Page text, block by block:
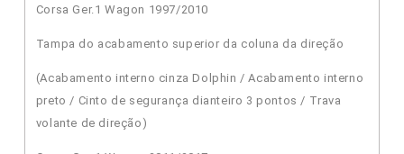
Corsa Ger.1 Wagon 1997/2010
Tampa do acabamento superior da coluna da direção
(Acabamento interno cinza Dolphin / Acabamento interno
preto / Cinto de segurança dianteiro 3 pontos / Trava
volante de direção)